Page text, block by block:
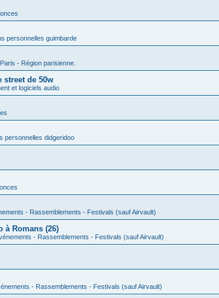
personnelles guimbarde
- Région parisienne.
de 50w
et logiciels audio
personnelles didgeridoo
- Rassemblements - Festivals (sauf Airvault)
à Romans (26)
- Rassemblements - Festivals (sauf Airvault)
- Rassemblements - Festivals (sauf Airvault)